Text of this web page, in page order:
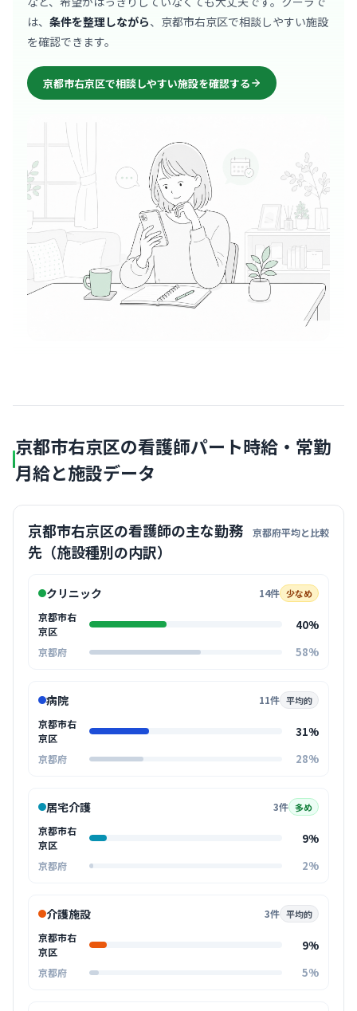
は、 条件を整理しながら、京都市右京区で相談しやすい施設
を確認できます。
京都市右京区で相談しやすい施設を確認する
京都市右京区の看護師パート時給・常勤
月給と施設データ
京都市右京区の看護師の主な勤務
先（施設種別の内訳）
京都府平均と比較
クリニック 14件 少なめ
京都市右
京区
40%
京都府 58%
病院 11件 平均的
京都市右
京区
31%
京都府 28%
居宅介護 3件 多め
京都市右
京区
9%
京都府 2%
介護施設 3件 平均的
京都市右
京区
9%
京都府 5%